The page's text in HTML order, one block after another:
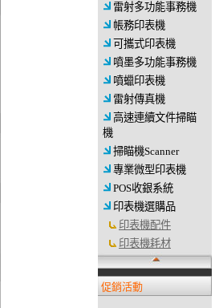
雷射多功能事務機
帳務印表機
可攜式印表機
噴墨多功能事務機
噴蠟印表機
雷射傳真機
高速連續文件掃瞄
機
掃瞄機Scanner
專業微型印表機
POS收銀系統
印表機選購品
印表機配件
印表機耗材
促銷活動